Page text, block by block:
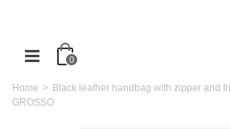
0
Home > Black leather handbag with zipper and
GROSSO